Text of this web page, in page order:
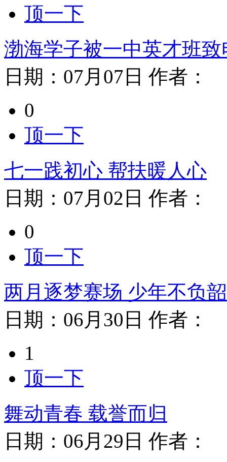
顶一下
渤海学子被一中英才班致
日期： 07月07日 作者：
0
顶一下
七一践初心 帮扶暖人心
日期： 07月02日 作者：
0
顶一下
两月逐梦赛场 少年不负
日期： 06月30日 作者：
1
顶一下
舞动青春 载誉而归
日期： 06月29日 作者：